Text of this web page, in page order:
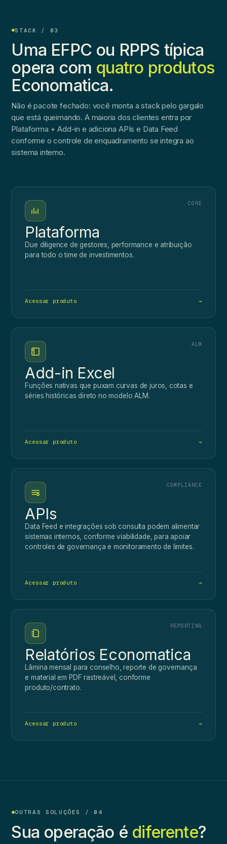
STACK / 03
Uma EFPC ou RPPS típica
opera com quatro produtos
Economatica.
Não é pacote fechado: você monta a stack pelo gargalo
que está queimando. A maioria dos clientes entra por
Plataforma + Add-in e adiciona APIs e Data Feed
conforme o controle de enquadramento se integra ao
sistema interno.
CORE
Plataforma
Due diligence de gestores, performance e atribuição
para todo o time de investimentos.
Acessar produto →
ALM
Add-in Excel
Funções nativas que puxam curvas de juros, cotas e
séries históricas direto no modelo ALM.
Acessar produto →
COMPLIANCE
APIs
Data Feed e integrações sob consulta podem alimentar
sistemas internos, conforme viabilidade, para apoiar
controles de governança e monitoramento de limites.
Acessar produto →
REPORTING
Relatórios Economatica
Lâmina mensal para conselho, reporte de governança
e material em PDF rastreável, conforme
produto/contrato.
Acessar produto →
OUTRAS SOLUÇÕES / 04
Sua operação é diferente?